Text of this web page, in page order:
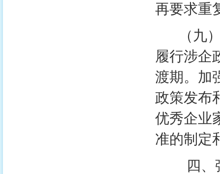
再要求重
（九）
履行涉企
渡期。加
政策发布
优秀企业
准的制定
四、强